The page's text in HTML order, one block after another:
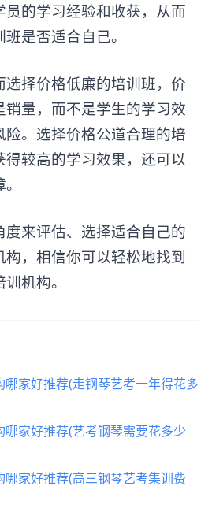
的学习经验和收获，从而
是否适合自己。
择价格低廉的培训班，价
量，而不是学生的学习效
。选择价格公道合理的培
较高的学习效果，还可以
来评估、选择适合自己的
，相信你可以轻松地找到
机构。
家好推荐(走钢琴艺考一年得花多
家好推荐(艺考钢琴需要花多少
家好推荐(高三钢琴艺考集训费